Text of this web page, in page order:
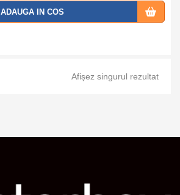
Adaug
ADAUGA IN COS
Afișez singurul rezultat